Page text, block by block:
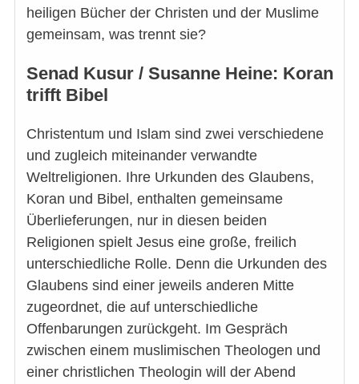
heiligen Bücher der Christen und der Muslime
gemeinsam, was trennt sie?
Senad Kusur / Susanne Heine: Koran
trifft Bibel
Christentum und Islam sind zwei verschiedene
und zugleich miteinander verwandte
Weltreligionen. Ihre Urkunden des Glaubens,
Koran und Bibel, enthalten gemeinsame
Überlieferungen, nur in diesen beiden
Religionen spielt Jesus eine große, freilich
unterschiedliche Rolle. Denn die Urkunden des
Glaubens sind einer jeweils anderen Mitte
zugeordnet, die auf unterschiedliche
Offenbarungen zurückgeht. Im Gespräch
zwischen einem muslimischen Theologen und
einer christlichen Theologin will der Abend